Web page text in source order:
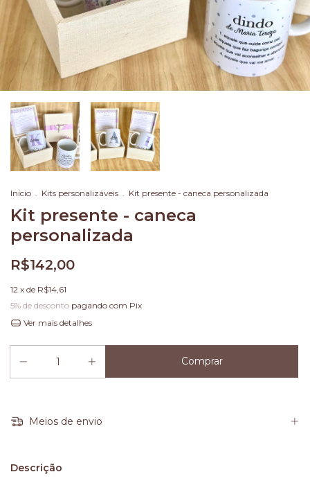
Início . Kits personalizáveis . Kit presente - caneca personalizada
Kit presente - caneca
personalizada
R$142,00
12 x de R$14,61
5% de desconto pagando com Pix
Ver mais detalhes
Meios de envio
Descrição